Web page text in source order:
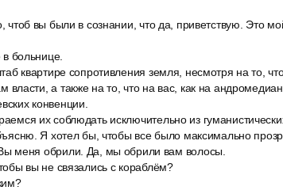
чтоб вы были в сознании, что да, приветствую. Это
больнице.
квартире сопротивления земля, несмотря на то,
власти, а также на то, что на вас, как на
конвенции.
их соблюдать исключительно из
Я хотел бы, чтобы все было максимально
меня обрили. Да, мы обрили вам волосы.
вы не связались с кораблём?